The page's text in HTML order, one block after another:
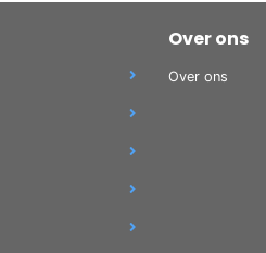
Over ons
Over ons